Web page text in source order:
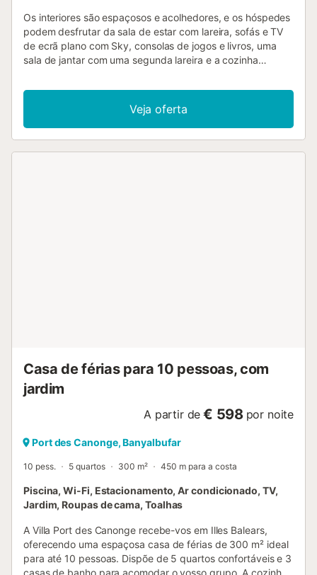
Os interiores são espaçosos e acolhedores, e os hóspedes
podem desfrutar da sala de estar com lareira, sofás e TV
de ecrã plano com Sky, consolas de jogos e livros, uma
sala de jantar com uma segunda lareira e a cozinha
com casas de banho privativas, secador de cabelo,
telefone, cofre para portátil, altifalantes portáteis Bose
mini, roupões de banho, produtos de higiene, tomadas
internacionais e ligações USB, lanterna, um conjunto de
Regras de aluguer As crianças devem ser supervisionadas
por u...
Veja oferta
Casa de férias para 10 pessoas, com
jardim
A partir de € 598 por noite
Port des Canonge, Banyalbufar
10 pess. 5 quartos 300 m² 450 m para a costa
Piscina, Wi-Fi, Estacionamento, Ar condicionado, TV,
Jardim, Roupas de cama, Toalhas
A Villa Port des Canonge recebe-vos em Illes Balears,
oferecendo uma espaçosa casa de férias de 300 m² ideal
para até 10 pessoas. Dispõe de 5 quartos confortáveis e 3
casas de banho para acomodar o vosso grupo. A cozinha